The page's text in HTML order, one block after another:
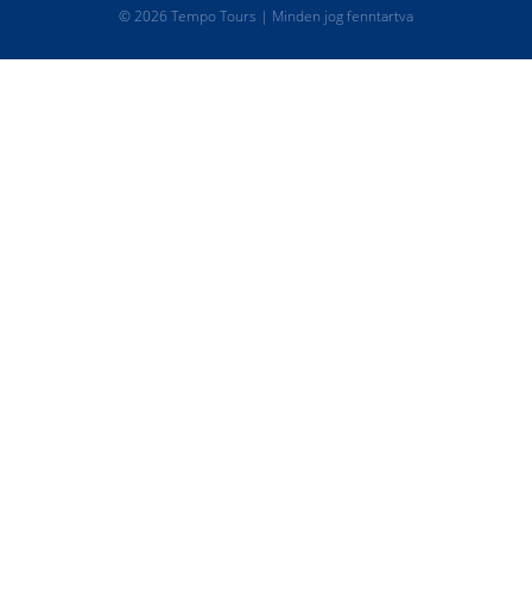
© 2026 Tempo Tours | Minden jog fenntartva